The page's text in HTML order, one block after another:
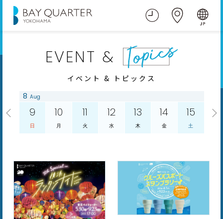
EVENT &
イベント & トピックス
8 Aug
9
日
10
月
11
火
12
水
13
木
14
金
15
土